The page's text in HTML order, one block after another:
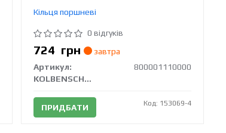
Кільця поршневі
0 відгуків
724 грн
завтра
Артикул:
800001110000
KOLBENSCHMIDT
ПРИДБАТИ Код: 153069-4